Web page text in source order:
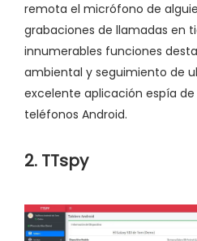
remota el micrófono de
grabaciones de llamadas en
innumerables funciones
ambiental y seguimiento de
excelente aplicación espía
teléfonos Android.
2. TTspy